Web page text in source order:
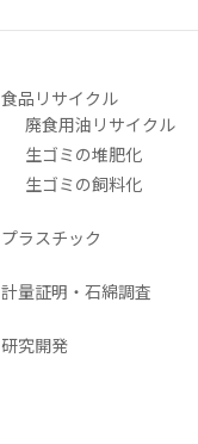
食品リサイクル
廃食用油リサイクル
生ゴミの堆肥化
生ゴミの飼料化
プラスチック
計量証明・石綿調査
研究開発